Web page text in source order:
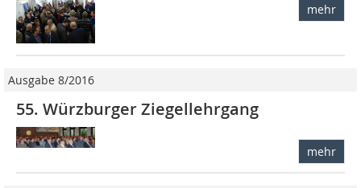
mehr
Ausgabe 8/2016
55. Würzburger Ziegellehrgang
mehr